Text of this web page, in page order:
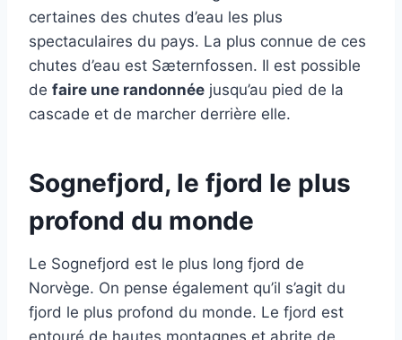
certaines des chutes d’eau les plus
spectaculaires du pays. La plus connue de ces
chutes d’eau est Sæternfossen. Il est possible
de faire une randonnée jusqu’au pied de la
cascade et de marcher derrière elle.
Sognefjord, le fjord le plus
profond du monde
Le Sognefjord est le plus long fjord de
Norvège. On pense également qu’il s’agit du
fjord le plus profond du monde. Le fjord est